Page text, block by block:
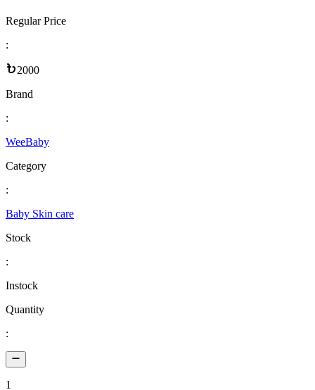
Regular Price
:
2000
Brand
:
WeeBaby
Category
:
Baby Skin care
Stock
:
Instock
Quantity
:
1